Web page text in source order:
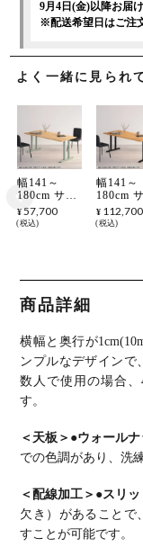
よく一緒に見られ
幅141～
180cm サイ
ズオーダー
デスク
集成材 木製
T字脚 スチ
ール脚 天然
デスク 切り
欠き オフィ
スデスク テ
レワークデ
スク 勉強机
おしゃれ 北
欧モダン 書
ル
¥ 57,700
税込
幅141～
180cm
ズオーダ
デスク
リー 無
コンデス
切り欠
フィス
ク テレ
クデス
チュラル
¥ 112,700
税込
商品詳細
横幅と奥行が
ンプルなデザインで
数人で使用の場合
す。
＜天板＞ ●ウォールナ
での色調があり、洗
＜配線加工＞ ●スリ
欠き）があることで
すことが可能です。
9月4日(金)以降お届け
※配送希望日はご注